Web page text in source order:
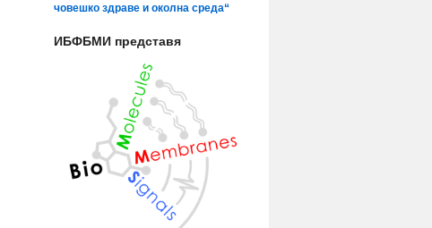
човешко здраве и околна среда“
ИБФБМИ представя